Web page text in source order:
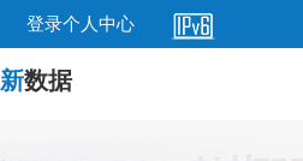
登录个人中心
新数据